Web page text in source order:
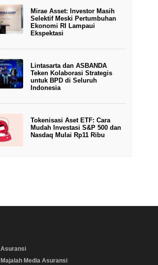
Mirae Asset: Investor Masih
Selektif Meski Pertumbuhan
Ekonomi RI Lampaui
Ekspektasi
Lintasarta dan ASBANDA
Teken Kolaborasi Strategis
untuk BPD di Seluruh
Indonesia
Tokenisasi Aset ETF: Cara
Mudah Investasi S&P 500 dan
Nasdaq Mulai Rp11 Ribu
Asuransi
Majalah Media Asuransi